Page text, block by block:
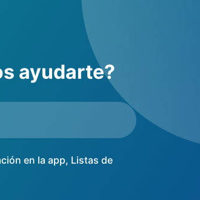
ayudarte?
en la app, Listas de